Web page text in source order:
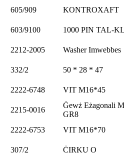
605/909
KONTROXAFT
603/9100
1000 PIN TAL-
2212-2005
Washer Imwebbes
332/2
50 * 28 * 47
2222-6748
VIT М16*45
2215-0016
Ġewż Eżagonali
GR8
2222-6753
VIT М16*70
307/2
ĊIRKU O